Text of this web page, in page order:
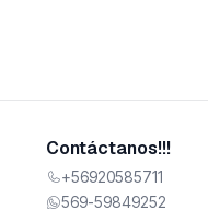
Contáctanos!!!
+56920585711
569-59849252